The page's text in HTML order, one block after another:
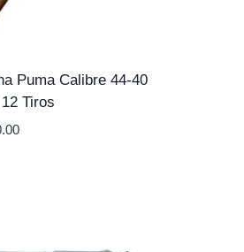
Puma Calibre 44-40
Tiros